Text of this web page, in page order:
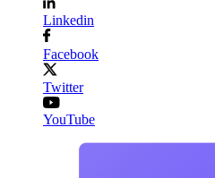
Linkedin
Facebook
Twitter
YouTube